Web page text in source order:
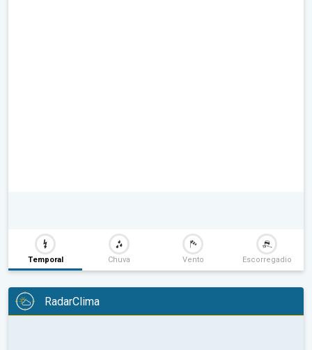
Temporal Chuva Vento Escorregadio
RadarClima